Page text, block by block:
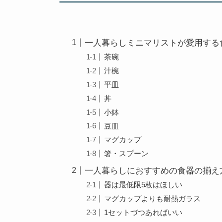
一人暮らしミニマリストが愛用する
茶碗
汁椀
平皿
丼
小鉢
豆皿
マグカップ
箸・スプーン
一人暮らしにおすすめの食器の揃え
器は最低限5枚はほしい
マグカップよりも耐熱ガラス
1セットづつあればいい